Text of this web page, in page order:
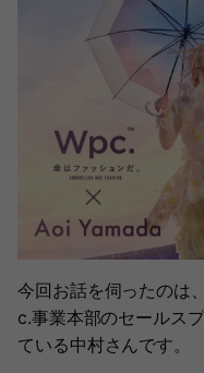
今回お話を伺ったのは
c.事業本部のセールス
ている中村さんです。